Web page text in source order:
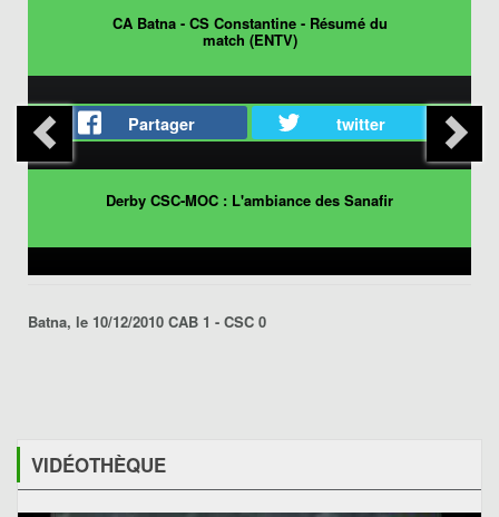
CA Batna - CS Constantine - Résumé du
match (ENTV)
Partager twitter
Derby CSC-MOC : L'ambiance des Sanafir
Batna, le 10/12/2010 CAB 1 - CSC 0
VIDÉOTHÈQUE